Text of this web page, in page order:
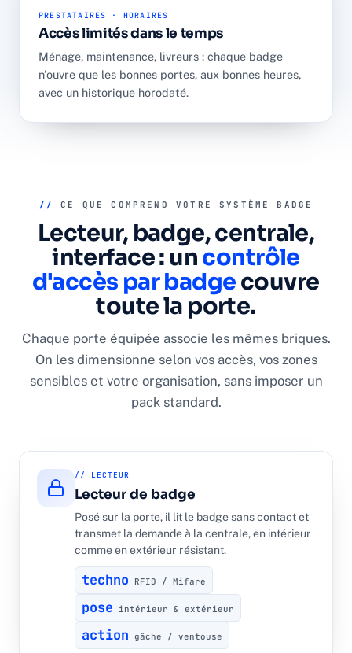
PRESTATAIRES · HORAIRES
Accès limités dans le temps
Ménage, maintenance, livreurs : chaque badge
n'ouvre que les bonnes portes, aux bonnes heures,
avec un historique horodaté.
// CE QUE COMPREND VOTRE SYSTÈME BADGE
Lecteur, badge, centrale,
interface : uncontrôle
d'accès par badgecouvre
toute la porte.
Chaque porte équipée associe les mêmes briques.
On les dimensionne selon vos accès, vos zones
sensibles et votre organisation, sans imposer un
pack standard.
// LECTEUR
Lecteur de badge
Posé sur la porte, il lit le badge sans contact et
transmet la demande à la centrale, en intérieur
comme en extérieur résistant.
techno RFID / Mifare
pose intérieur & extérieur
action gâche / ventouse